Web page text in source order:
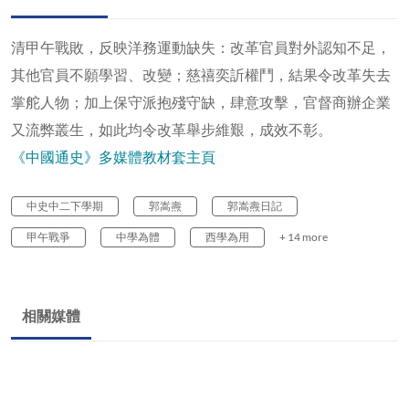
清甲午戰敗，反映洋務運動缺失：改革官員對外認知不足，
其他官員不願學習、改變；慈禧奕訢權鬥，結果令改革失去
掌舵人物；加上保守派抱殘守缺，肆意攻擊，官督商辦企業
又流弊叢生，如此均令改革舉步維艱，成效不彰。
《中國通史》多媒體教材套主頁
中史中二下學期 郭嵩燾 郭嵩燾日記
甲午戰爭 中學為體 西學為用 + 14 more
相關媒體